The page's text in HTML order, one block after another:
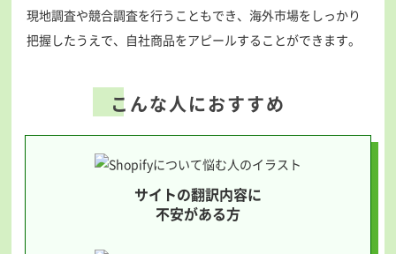
現地調査や競合調査を行うこともでき、海外市場をしっかり
把握したうえで、自社商品をアピールすることができます。
こんな人におすすめ
サイトの翻訳内容に
不安がある方